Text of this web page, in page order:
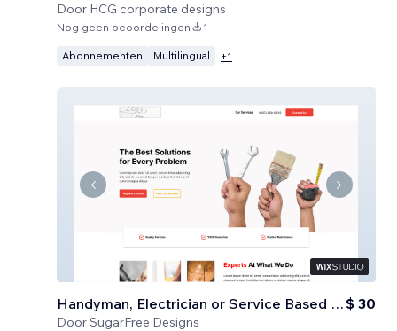
Door HCG corporate designs
Nog geen beoordelingen 1
Abonnementen Multilingual +1
Handyman, Electrician or Service Based Business
DoorSugarFree Designs
$ 30